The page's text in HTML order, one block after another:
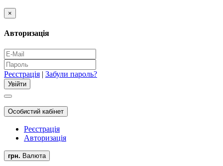
×
Авторизація
Реєстрація | Забули пароль?
Особистий кабінет
Реєстрація
Авторизація
грн. Валюта